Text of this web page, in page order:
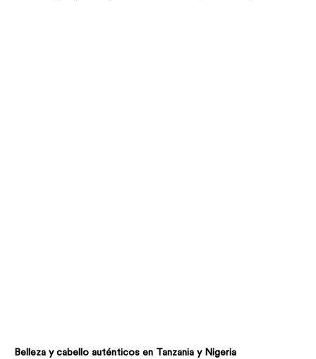
Belleza y cabello auténticos en Tanzania y Nigeria